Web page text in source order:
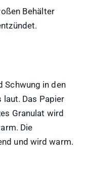
Behälter
Schwung in den
Das Papier
Granulat wird
Die
und wird warm.